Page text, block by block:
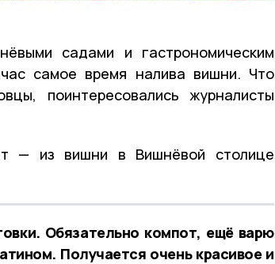
садами и гастрономическим
самое время налива вишни. Что
поинтересовались журналисты
— из вишни в Вишнёвой столице
Обязательно компот, ещё варю
Получается очень красивое и